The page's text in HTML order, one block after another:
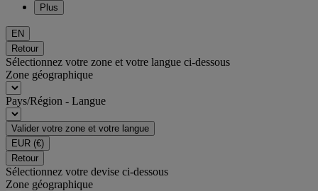
Plus
EN
Retour
Sélectionnez votre zone et votre langue ci-dessous
Zone géographique
Pays/Région - Langue
Valider votre zone et votre langue
EUR (€)
Retour
Sélectionnez votre devise ci-dessous
Zone géographique